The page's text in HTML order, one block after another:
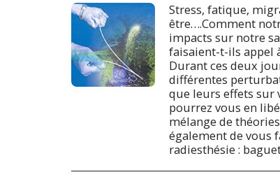
Stress, fatique,
être….Comment
impacts sur notre
faisaient-t-ils appel
Durant ces deux
différentes
que leurs effets sur
pourrez vous en
mélange de
également de vous
radiesthésie :